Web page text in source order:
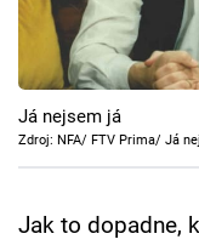
Cool Esport
Pořady
TV Program
Já nejsem já
Zdroj: NFA/ FTV Prima/ Já
Jak to dopadne,